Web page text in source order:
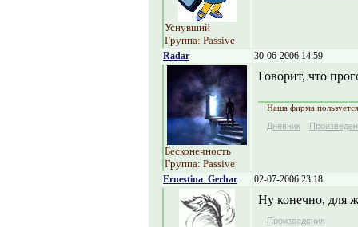
Уснувший
Группа: Passive
Radar 30-06-2006 14:59
Бесконечность
Группа: Passive
Говорит, что
Наша фирма
Дневник
Ernestina_Gerhar 02-07-2006 23:18
Ну конечно, для
Произведения